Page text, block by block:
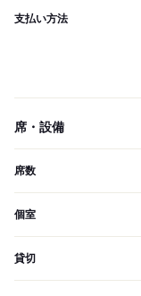
支払い方法
席・設備
席数
個室
貸切